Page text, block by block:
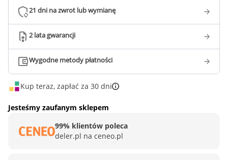
21 dni na zwrot lub wymianę
2 lata gwarancji
Wygodne metody płatności
Kup teraz, zapłać za 30 dni
Jesteśmy zaufanym sklepem
99% klientów poleca
deler.pl na ceneo.pl